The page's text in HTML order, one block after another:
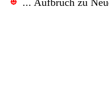
... Aufbruch zu